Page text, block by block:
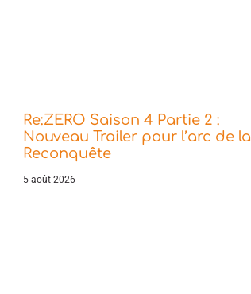
Re:ZERO Saison 4 Partie 2 :
Nouveau Trailer pour l’arc de la
Reconquête
5 août 2026